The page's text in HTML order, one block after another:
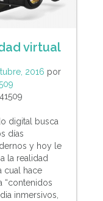
virtual
2016 por
digital busca
días
y hoy le
la realidad
cual hace
“contenidos
inmersivos,